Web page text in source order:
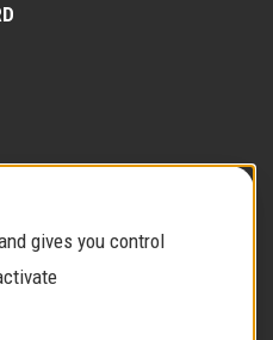
gives you control